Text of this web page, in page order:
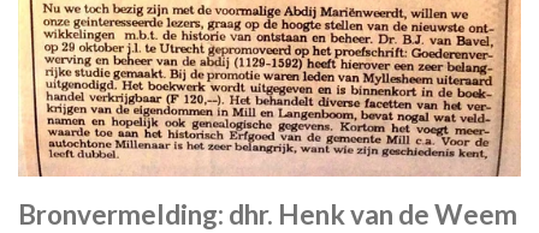
Bronvermelding: dhr. Henk van de Weem